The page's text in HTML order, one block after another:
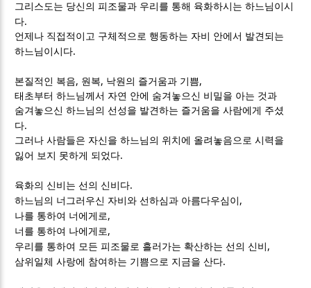
그리스도는 당신의 피조물과 우리를 통해 육화하시는 하느님이시
다.
언제나 직접적이고 구체적으로 행동하는 자비 안에서 발견되는
하느님이시다.
본질적인 복음, 원복, 낙원의 즐거움과 기쁨,
태초부터 하느님께서 자연 안에 숨겨놓으신 비밀을 아는 것과
숨겨놓으신 하느님의 선성을 발견하는 즐거움을 사람에게 주셨
다.
그러나 사람들은 자신을 하느님의 위치에 올려놓음으로 시력을
잃어 보지 못하게 되었다.
육화의 신비는 선의 신비다.
하느님의 너그러우신 자비와 선하심과 아름다우심이 ,
나를 통하여 너에게로 ,
너를 통하여 나에게로 ,
우리를 통하여 모든 피조물로 흘러가는 확산하는 선의 신비 ,
삼위일체 사랑에 참여하는 기쁨으로 지금을 산다.